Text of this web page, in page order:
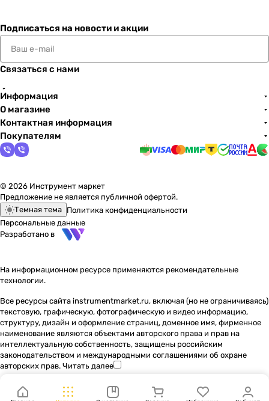
Подписаться на новости и акции
Связаться с нами
Информация
О магазине
Контактная информация
Покупателям
© 2026 Инструмент маркет
Предложение не является публичной офертой.
Темная тема Политика конфиденциальности
Персональные данные
Разработано в
На информационном ресурсе применяются рекомендательные
технологии.
Все ресурсы сайта instrumentmarket.ru, включая (но не ограничиваясь)
текстовую, графическую, фотографическую и видео информацию,
структуру, дизайн и оформление страниц, доменное имя, фирменное
наименование являются объектами авторского права и прав на
интеллектуальную собственность, защищены российским
законодательством и международными соглашениями об охране
авторских прав. Читать далее